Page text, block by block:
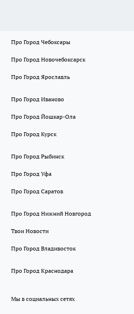
Про Город Чебоксары
Про Город Новочебоксарск
Про Город Ярославль
Про Город Иваново
Про Город Йошкар-Ола
Про Город Курск
Про Город Рыбинск
Про Город Уфа
Про Город Саратов
Про Город Нижний Новгород
Твои Новости
Про Город Владивосток
Про Город Краснодара
Мы в социальных сетях